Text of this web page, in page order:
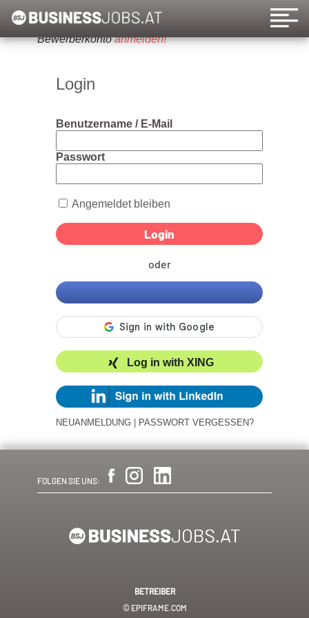
Um diese Funktion nutzen zu können, bitte ein
Bewerberkontoanmelden!
Login
Benutzername / E-Mail
Passwort
Angemeldet bleiben
oder
Log in with XING
NEUANMELDUNG PASSWORT VERGESSEN?
FOLGEN SIE UNS:
BETREIBER
© EPIFRAME.COM